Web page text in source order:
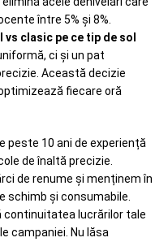
între 5% și 8%.
vs clasic pe ce tip de sol
ci și un pat
Această decizie
fiecare oră
peste 10 ani de experiență
de înaltă precizie.
de renume și menținem în
schimb și consumabile.
lucrărilor tale
campaniei. Nu lăsa